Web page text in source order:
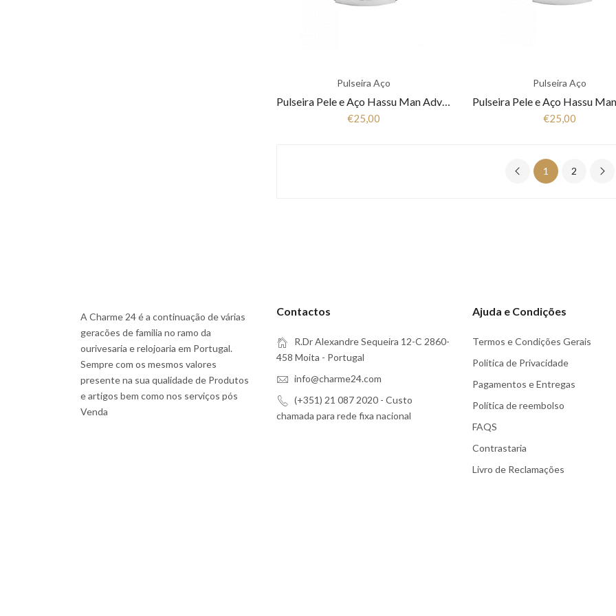
Pulseira Aço
Pulseira Pele e Aço Hassu Man Adventure 7HSS010315B
€25,00
Pulseira Aço
€25,00
1 2
A Charme 24 é a continuação de várias
geracões de familia no ramo da
ourivesaria e relojoaria em Portugal.
Sempre com os mesmos valores
presente na sua qualidade de Produtos
e artigos bem como nos serviços pós
Venda
Contactos
R.Dr Alexandre Sequeira 12-C 2860-
458 Moita - Portugal
info@charme24.com
(+351) 21 087 2020 - Custo
chamada para rede fixa nacional
Ajuda e Condições
Termos e Condições Gerais
Politica de Privacidade
Pagamentos e Entregas
Política de reembolso
FAQS
Contrastaria
Livro de Reclamações